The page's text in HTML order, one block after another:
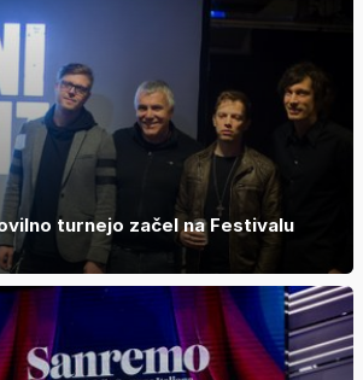
turnejo začel na Festivalu